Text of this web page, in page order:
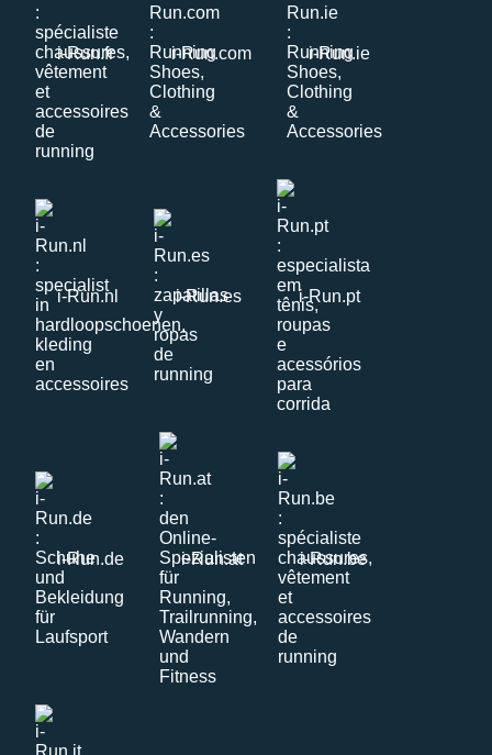
i-Run.fr i-Run.com i-Run.ie
i-Run.nl i-Run.es i-Run.pt
i-Run.de i-Run.at i-Run.be